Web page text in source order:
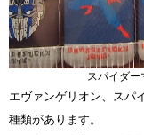
スパイダー
エヴァンゲリオン、スパ
種類があります。